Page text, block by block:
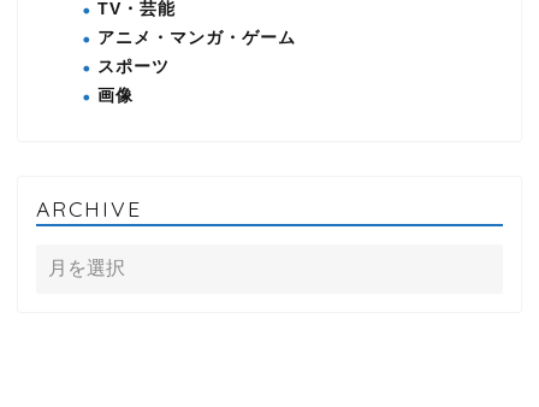
TV・芸能
アニメ・マンガ・ゲーム
スポーツ
画像
ARCHIVE